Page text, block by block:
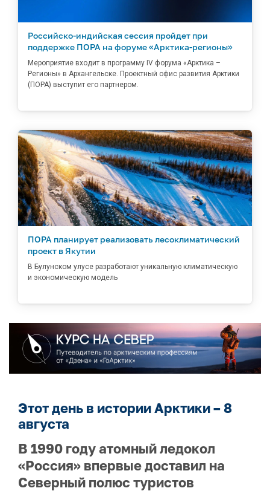
Российско-индийская сессия пройдет при
поддержке ПОРА на форуме «Арктика-регионы»
Мероприятие входит в программу IV форума «Арктика –
Регионы» в Архангельске. Проектный офис развития Арктики
(ПОРА) выступит его партнером.
ПОРА планирует реализовать лесоклиматический
проект в Якутии
В Булунском улусе разработают уникальную климатическую
и экономическую модель
Этот день в истории Арктики – 8
августа
В 1990 году атомный ледокол
«Россия» впервые доставил на
Северный полюс туристов